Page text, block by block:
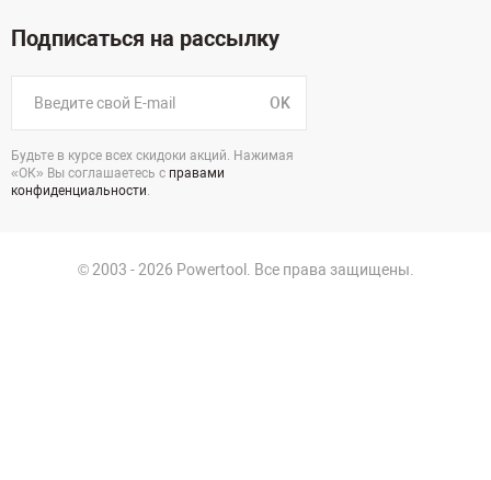
Подписаться на рассылку
OK
Будьте в курсе всех скидоки акций. Нажимая
«ОК» Вы соглашаетесь с правами
конфиденциальности.
© 2003 - 2026 Powertool. Все права защищены.